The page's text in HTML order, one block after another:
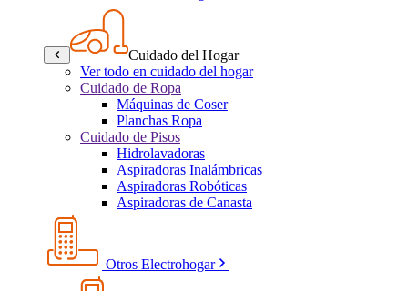
Cuidado del Hogar
Ver todo en cuidado del hogar
Cuidado de Ropa
Máquinas de Coser
Planchas Ropa
Cuidado de Pisos
Hidrolavadoras
Aspiradoras Inalámbricas
Aspiradoras Robóticas
Aspiradoras de Canasta
Otros Electrohogar